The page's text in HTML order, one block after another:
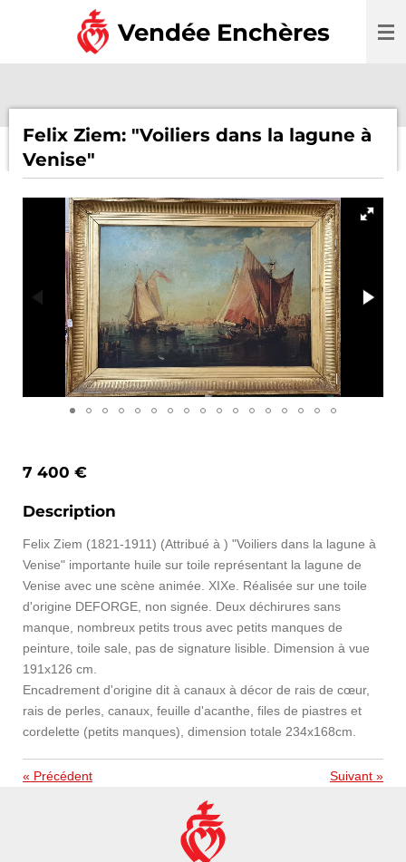
Vendée Enchères
Felix Ziem: "Voiliers dans la lagune à
Venise"
7 400 €
Description
Felix Ziem (1821-1911) (Attribué à ) "Voiliers dans la lagune à
Venise" importante huile sur toile représentant la lagune de
Venise avec une scène animée. XIXe. Réalisée sur une toile
d'origine DEFORGE, non signée. Deux déchirures sans
manque, nombreux petits trous avec petits manques de
peinture, toile sale, pas de signature lisible. Dimension à vue
191x126 cm.
Encadrement d'origine dit à canaux à décor de rais de cœur,
rais de perles, canaux, feuille d'acanthe, files de piastres et
cordelette (petits manques), dimension totale 234x168cm.
« Précédent Suivant »